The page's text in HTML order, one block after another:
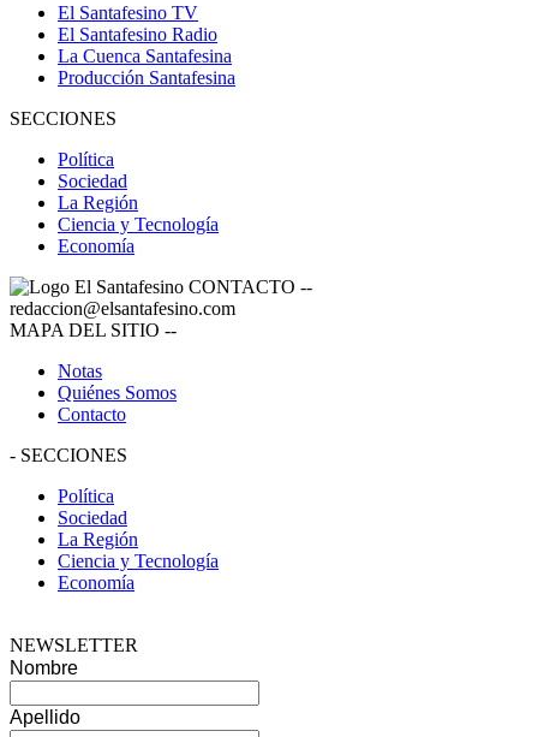
El Santafesino TV
El Santafesino Radio
La Cuenca Santafesina
Producción Santafesina
SECCIONES
Política
Sociedad
La Región
Ciencia y Tecnología
Economía
CONTACTO --
redaccion@elsantafesino.com
MAPA DEL SITIO --
Notas
Quiénes Somos
Contacto
- SECCIONES
Política
Sociedad
La Región
Ciencia y Tecnología
Economía
NEWSLETTER
Nombre
Apellido